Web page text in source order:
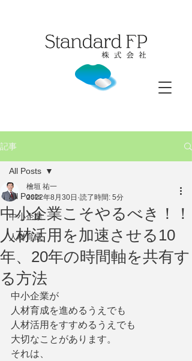
記事
All Posts
中小企業
人材育成
All Posts
中小企業こそやるべき！！
人材活用を加速させる10
年、20年の時間軸を共有す
る方法
檜垣 祐一
2022年8月30日 読了時間: 5分
中小企業が
人材育成を進めるうえでも
人材活用をすすめるうえでも
大切なことがあります。
それは、